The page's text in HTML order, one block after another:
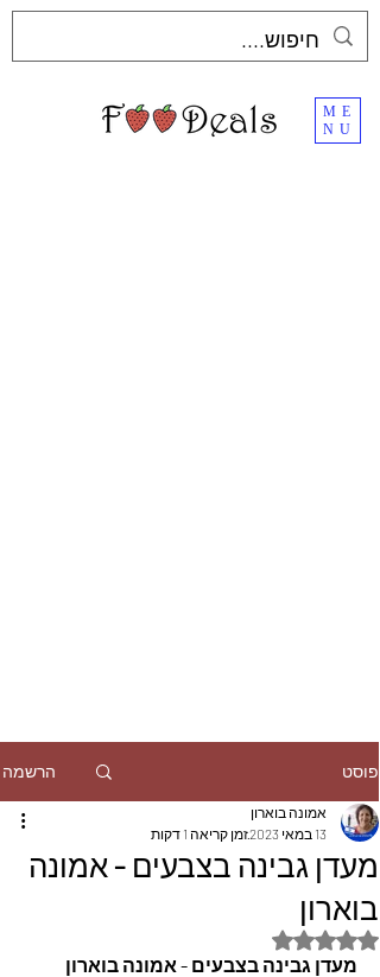
ME
NU
פוסט הרשמה
מעדן גבינה בצבעים - אמונה
בוארון
אמונה בוארון
13 במאי 2023
זמן קריאה 1 דקות
דירוג של NaN מתוך 5 כוכבים
מעדן גבינה בצבעים - אמונה בוארון